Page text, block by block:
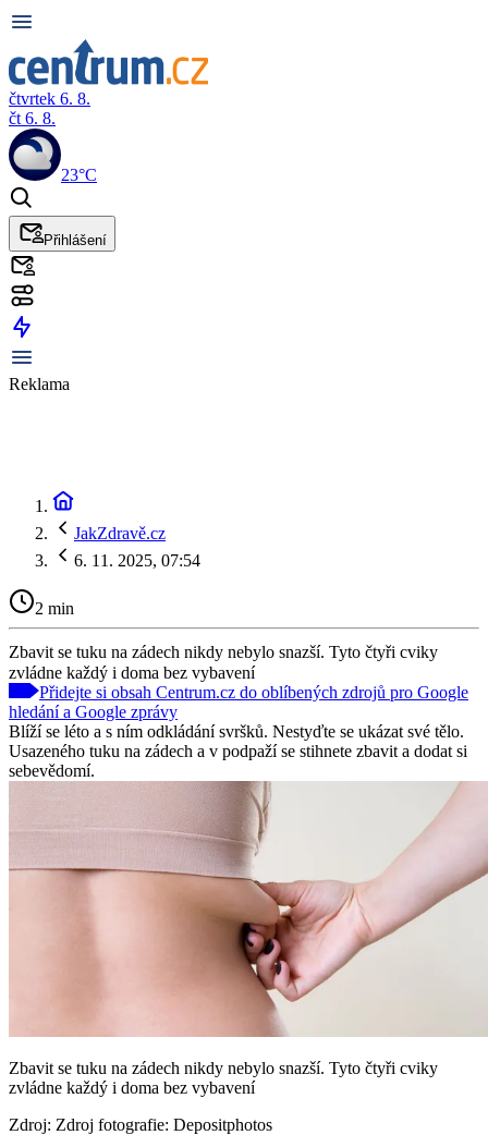
čtvrtek 6. 8.
čt 6. 8.
23°C
Přihlášení
Reklama
JakZdravě.cz
6. 11. 2025, 07:54
2 min
Zbavit se tuku na zádech nikdy nebylo snazší. Tyto čtyři cviky
zvládne každý i doma bez vybavení
Přidejte si obsah Centrum.cz do oblíbených zdrojů pro Google
hledání a Google zprávy
Blíží se léto a s ním odkládání svršků. Nestyďte se ukázat své tělo.
Usazeného tuku na zádech a v podpaží se stihnete zbavit a dodat si
sebevědomí.
Zbavit se tuku na zádech nikdy nebylo snazší. Tyto čtyři cviky
zvládne každý i doma bez vybavení
Zdroj: Zdroj fotografie: Depositphotos